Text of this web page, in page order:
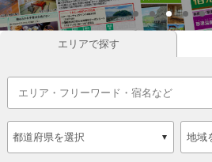
エリアで探す